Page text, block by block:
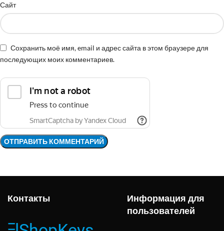
Сайт
Сохранить моё имя, email и адрес сайта в этом браузере для
последующих моих комментариев.
Контакты
Информация для
пользователей